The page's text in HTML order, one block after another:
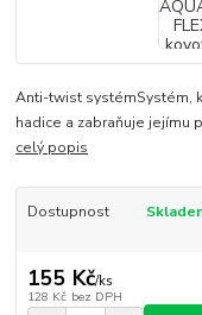
Anti-twist systémSystém,
hadice a zabraňuje jejímu
celý popis
Dostupnost
155 Kč/ks
128 Kč bez DPH